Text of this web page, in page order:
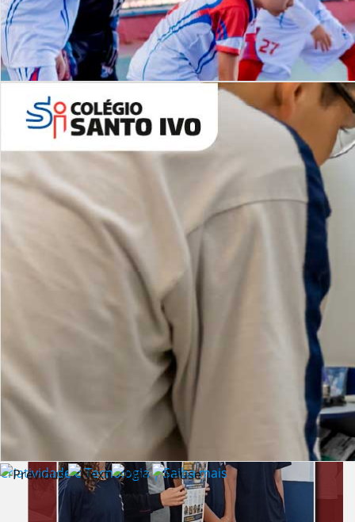
Desafios | Saiba mais
Criatividade e Tecnologia | Saiba mais